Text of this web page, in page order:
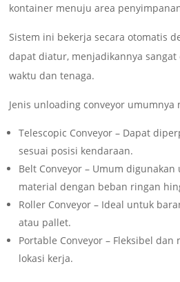
kontainer menuju area
Sistem ini bekerja secara otomatis
dapat diatur, menjadikannya
waktu dan tenaga.
Jenis unloading conveyor umumnya
Telescopic Conveyor – Dapat
sesuai posisi kendaraan.
Belt Conveyor – Umum
material dengan beban ringan
Roller Conveyor – Ideal untuk
atau pallet.
Portable Conveyor – Fleksibel
lokasi kerja.